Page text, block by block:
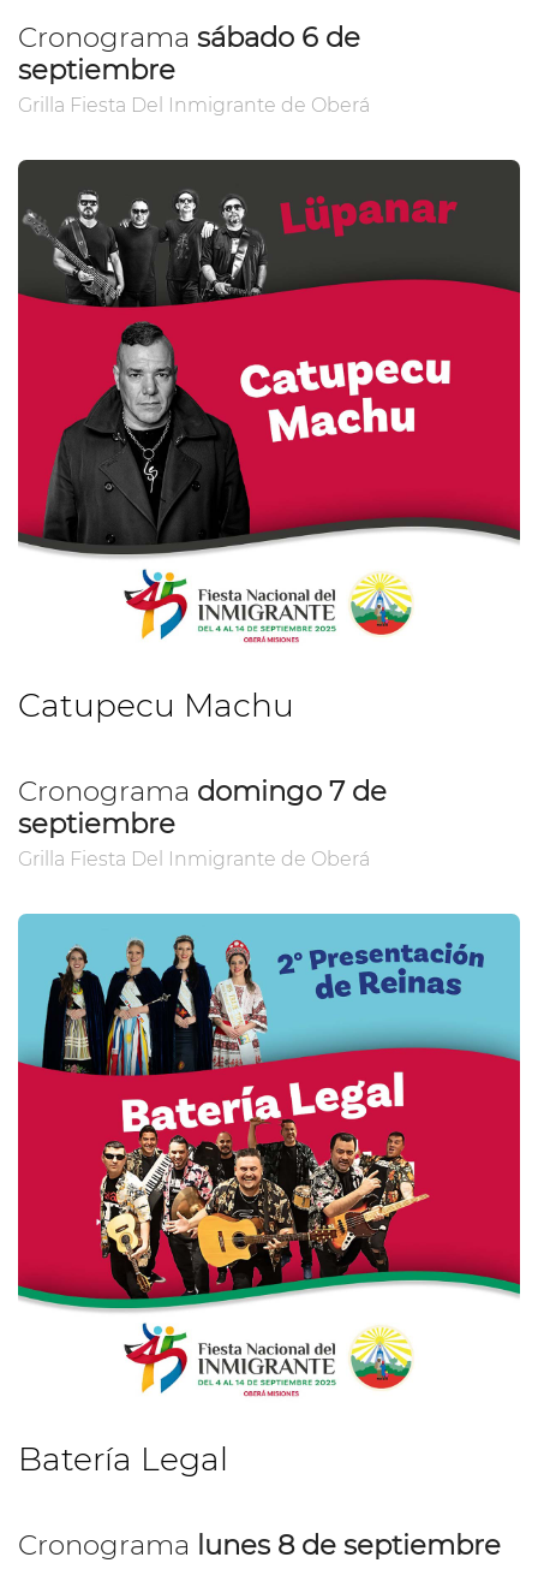
Cronograma sábado 6 de
septiembre
Grilla Fiesta Del Inmigrante de Oberá
Catupecu Machu
Cronograma domingo 7 de
septiembre
Grilla Fiesta Del Inmigrante de Oberá
Batería Legal
Cronograma lunes 8 de septiembre